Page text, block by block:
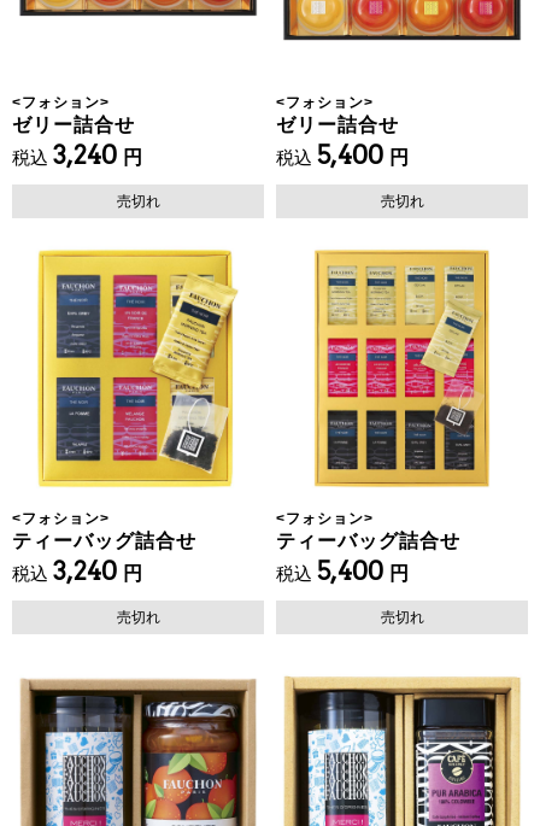
<フォション>
ゼリー詰合せ
税込 3,240 円
売切れ
<フォション>
ゼリー詰合せ
税込 5,400 円
売切れ
<フォション>
ティーバッグ詰合せ
税込 3,240 円
売切れ
<フォション>
ティーバッグ詰合せ
税込 5,400 円
売切れ